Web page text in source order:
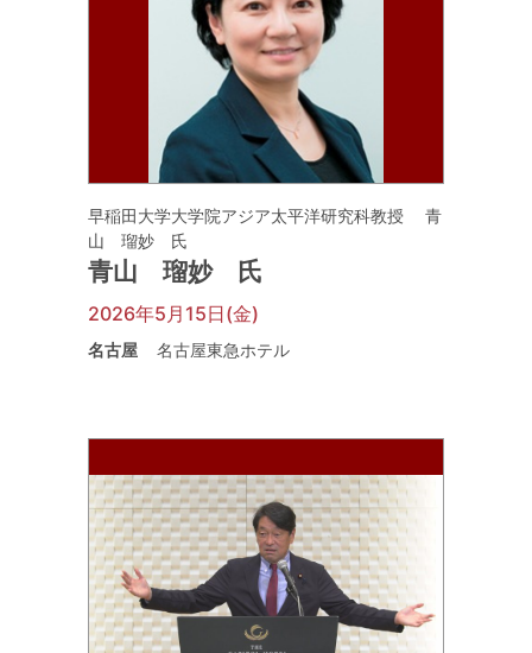
早稲田大学大学院アジア太平洋研究科教授 青
山 瑠妙 氏
青山 瑠妙 氏
2026年5月15日(金)
名古屋 名古屋東急ホテル